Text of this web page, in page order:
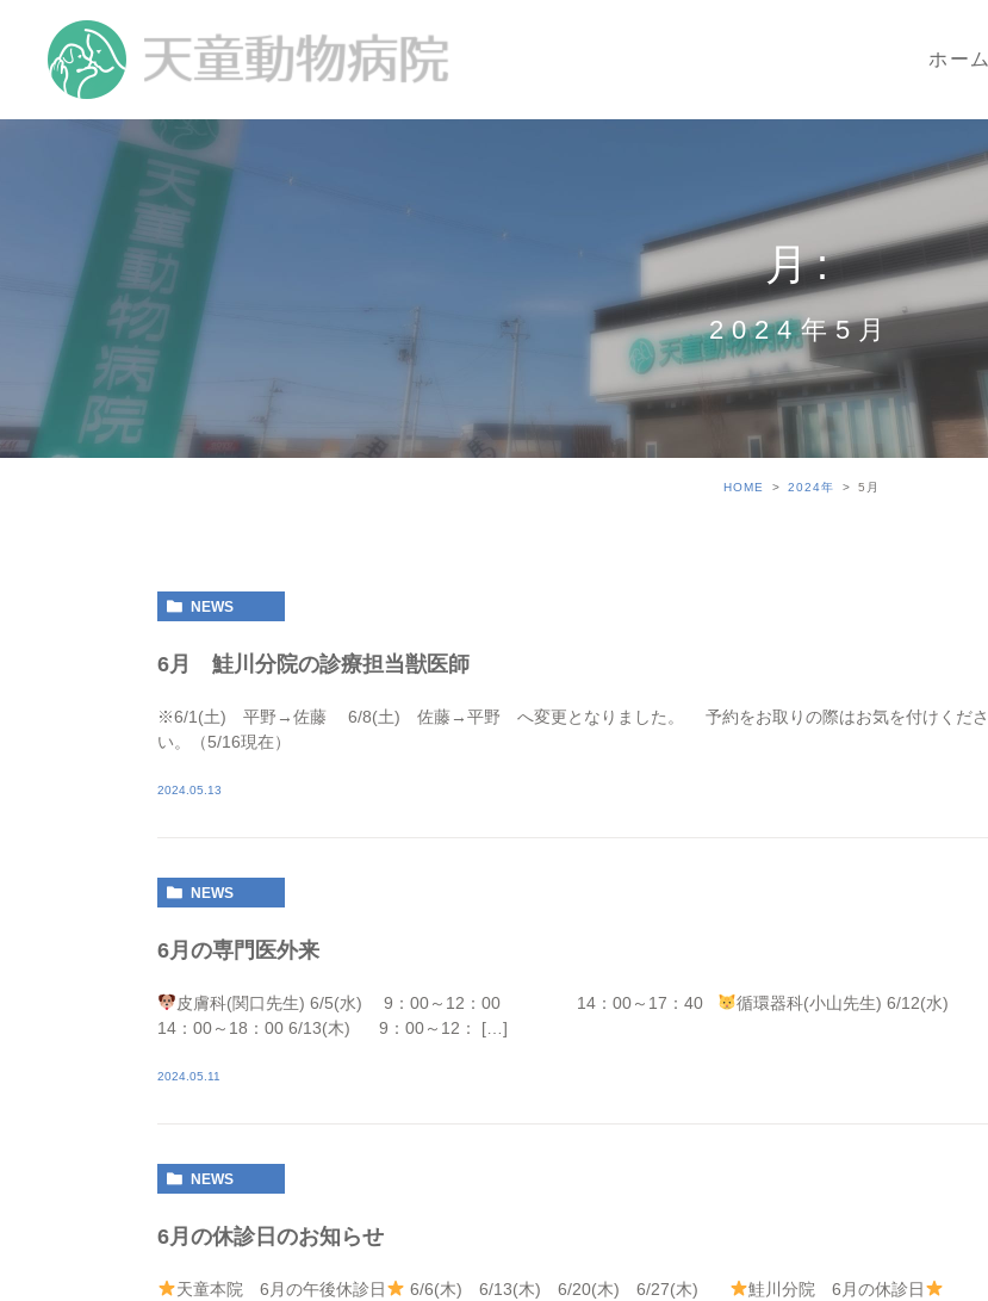
ホーム
月:
2024年5月
HOME 2024年 5 月
NEWS
6月 鮭川分院の診療担当獣医師
※6/1(土) 平野→佐藤 6/8(土) 佐藤→平野 へ変更となりました。 予約をお取りの際はお気を付けくださ
い。（5/16現在）
2024.05.13
NEWS
6月の専門医外来
皮膚科(関口先生) 6/5(水) 9：00～12：00 14：00～17：40
循環器科(小山先生) 6/12(水)
14：00～18：00 6/13(木) 9：00～12： […]
2024.05.11
NEWS
6月の休診日のお知らせ
天童本院 6月の午後休診日 6/6(木) 6/13(木) 6/20(木) 6/27(木)
鮭川分院 6月の休診日